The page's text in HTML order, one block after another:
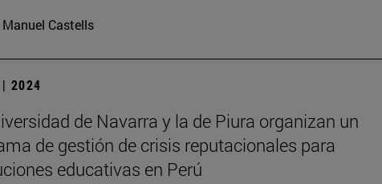
Manuel Castells
2024
de Navarra y la de Piura organizan un
de gestión de crisis reputacionales para
educativas en Perú